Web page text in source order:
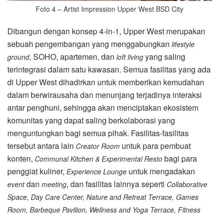
Foto 4 – Artist Impression Upper West BSD City
Dibangun dengan konsep 4-in-1, Upper West merupakan
sebuah pengembangan yang menggabungkan lifestyle
ground, SOHO, apartemen, dan loft living yang saling
terintegrasi dalam satu kawasan. Semua fasilitas yang ada
di Upper West dihadirkan untuk memberikan kemudahan
dalam berwirausaha dan menunjang terjadinya interaksi
antar penghuni, sehingga akan menciptakan ekosistem
komunitas yang dapat saling berkolaborasi yang
menguntungkan bagi semua pihak. Fasilitas-fasilitas
tersebut antara lain Creator Room untuk para pembuat
konten, Communal Kitchen & Experimental Resto bagi para
penggiat kuliner, Experience Lounge untuk mengadakan
eventdan meeting, dan fasilitas lainnya seperti Collaborative
Space, Day Care Center, Nature and Retreat Terrace, Games
Room, Barbeque Pavilion, Wellness and Yoga Terrace, Fitness